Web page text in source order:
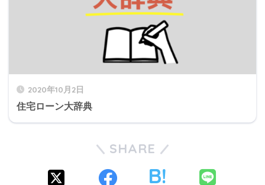
2020年10月2日
住宅ローン大辞典
SHARE